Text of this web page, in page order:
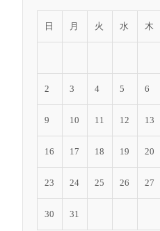
日 月 火 水 木
2 3 4 5 6
9 10 11 12 13
16 17 18 19 20
23 24 25 26 27
30 31